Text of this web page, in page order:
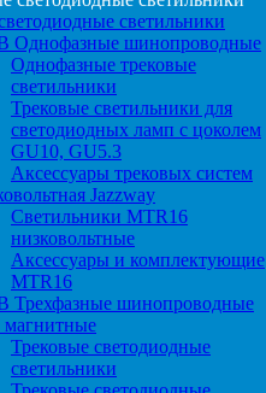
светильники
Однофазные шинопроводные
Однофазные трековые
светильники
Трековые светильники для
светодиодных ламп с цоколем
GU10, GU5.3
Аксессуары трековых систем
Jazzway
Светильники MTR16
низковольтные
Аксессуары и комплектующие
MTR16
Трехфазные шинопроводные
магнитные
Трековые светодиодные
светильники